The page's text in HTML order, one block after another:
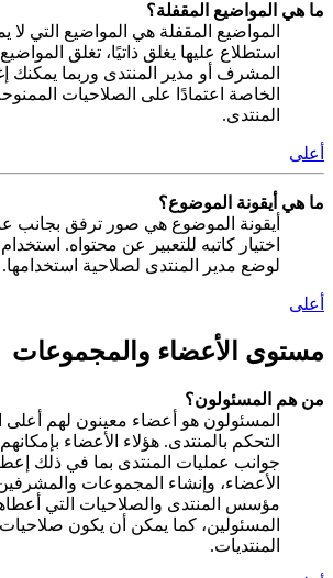
ما هي المواضيع المقفلة؟
المواضيع المقفلة هي المواضيع التي لا
استطلاع عليها يغلق ذاتيًا، تغلق
المشرف أو مدير المنتدى وربما يمكنك
الخاصة اعتمادًا على الصلاحيات
المنتدى.
أعلى
ما هي أيقونة الموضوع؟
أيقونة الموضوع هي صور ترفق بجانب
اختيار كاتبه للتعبير عن محتواه.
لوضع مدير المنتدى لصلاحية استخدامها.
أعلى
مستوى الأعضاء والمجموعات
من هم المسئولون؟
المسئولون هو أعضاء معينون لهم
التحكم بالمنتدى. هؤلاء الأعضاء
جوانب عمليات المنتدى بما في ذلك
الأعضاء، وإنشاء المجموعات
مؤسس المنتدى والصلاحيات التي
المسئولين، كما يمكن أن يكون
المنتديات.